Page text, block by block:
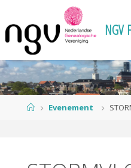
naar
inhoud
NGV
HomeEvenement